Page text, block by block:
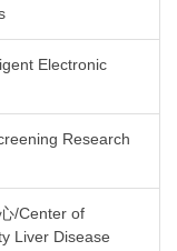
Electronic
Research
/Center of
Liver Disease